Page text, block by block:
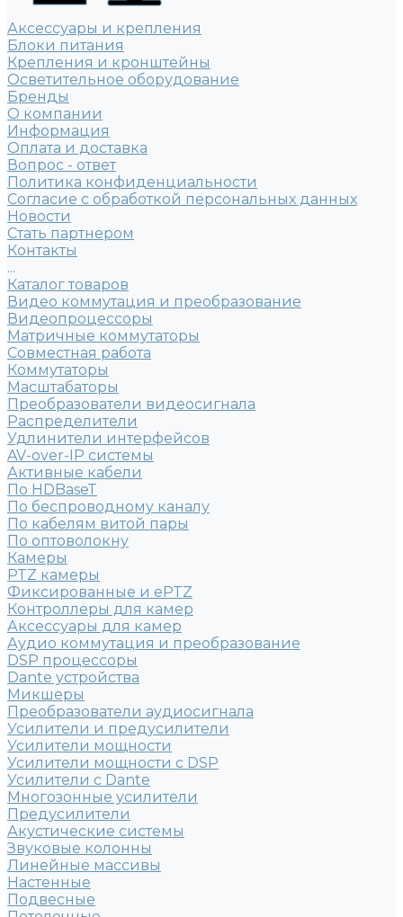
Аксессуары и крепления
Блоки питания
Крепления и кронштейны
Осветительное оборудование
Бренды
О компании
Информация
Оплата и доставка
Вопрос - ответ
Политика конфиденциальности
Согласие с обработкой персональных данных
Новости
Стать партнером
Контакты
...
Каталог товаров
Видео коммутация и преобразование
Видеопроцессоры
Матричные коммутаторы
Совместная работа
Коммутаторы
Масштабаторы
Преобразователи видеосигнала
Распределители
Удлинители интерфейсов
AV-over-IP системы
Активные кабели
По HDBaseT
По беспроводному каналу
По кабелям витой пары
По оптоволокну
Камеры
PTZ камеры
Фиксированные и ePTZ
Контроллеры для камер
Аксессуары для камер
Аудио коммутация и преобразование
DSP процессоры
Dante устройства
Микшеры
Преобразователи аудиосигнала
Усилители и предусилители
Усилители мощности
Усилители мощности с DSP
Усилители с Dante
Многозонные усилители
Предусилители
Акустические системы
Звуковые колонны
Линейные массивы
Настенные
Подвесные